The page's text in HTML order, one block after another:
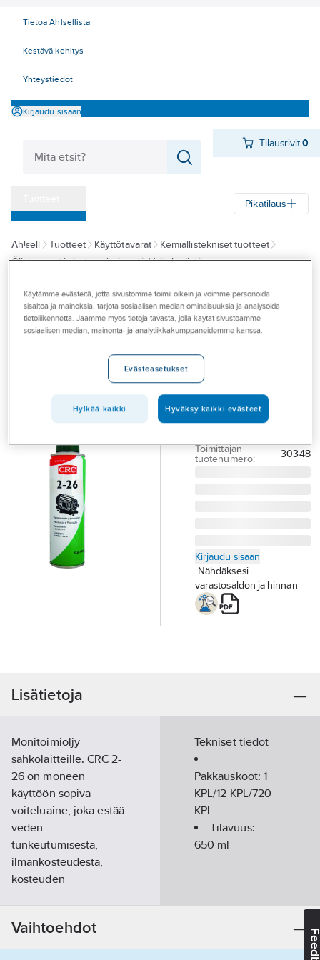
Tietoa Ahlsellista
Kestävä kehitys
Yhteystiedot
Kirjaudu sisään
Tilausrivit 0
‎Tarjoukset
Myymälät
Konseptit
Palvelut
Pikatilaus
Ahlsell Tuotteet Käyttötavarat
Kemiallistekniset tuotteet
Öljyt, rasvat ja lastuamisaineet
Voiteluöljyt
CRC
Monitoimiaine
CRC 2-26
500ML CRC 2-26
ELECTRO
Toimittajan
tuotenumero:
30348
Kirjaudu sisään
Nähdäksesi
varastosaldon ja hinnan
Lisätietoja
Monitoimiöljy
sähkölaitteille. CRC 2-
26 on moneen
käyttöön sopiva
voiteluaine, joka estää
veden
tunkeutumisesta,
ilmankosteudesta,
kosteuden
sähkö- ja
elektroniikkalaitteiden
Tekniset tiedot
Pakkauskoot:1
KPL/12 KPL/720
KPL
Tilavuus:
650 ml
Vaihtoehdot
Käytämme evästeitä, jotta sivustomme toimii oikein ja voimme personoida
sisältöä ja mainoksia, tarjota sosiaalisen median ominaisuuksia ja analysoida
tietoliikennettä. Jaamme myös tietoja tavasta, jolla käytät sivustoamme
sosiaalisen median, mainonta- ja analytiikkakumppaneidemme kanssa.
Evästeasetukset
Hylkää kaikki Hyväksy kaikki evästeet